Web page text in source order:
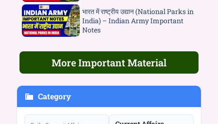
भारत में राष्ट्रीय उद्यान (National Parks in
India) – Indian Army Important
Notes
More Important Material
Category